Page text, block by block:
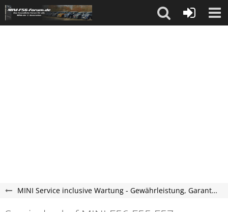
MINI Service inclusive Wartung - Gewährleistung, Garantie & Kulanz